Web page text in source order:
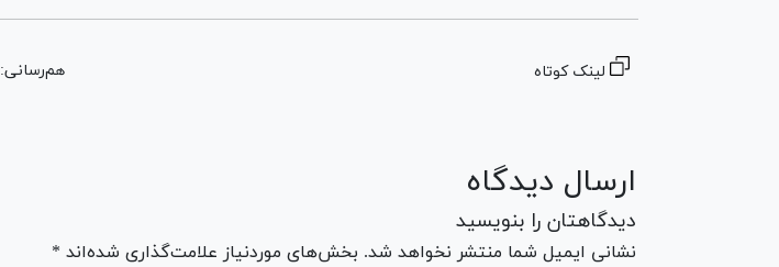
لینک کوتاه هم‌رسانی:
ارسال دیدگاه
دیدگاهتان را بنویسید
نشانی ایمیل شما منتشر نخواهد شد. بخش‌های موردنیاز علامت‌گذاری شده‌اند *